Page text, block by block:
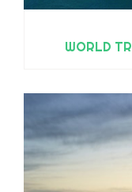
WORLD